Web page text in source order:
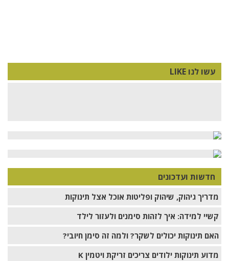
עשו לנו LIKE
חדשות ועדכונים
מדריך גיהוק, שיהוק ופליטות אוכל אצל תינוקות
קשיי למידה: איך לזהות סימנים ולעזור לילד
האם תינוקות יכולים לשקר? ולמה זה סימן חיובי?
מדוע תינוקות ילודים צריכים זריקת ויטמין K